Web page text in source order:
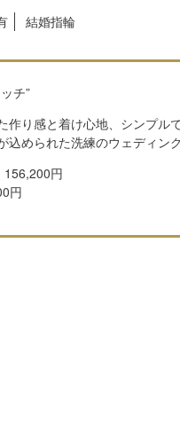
結婚指輪
チ”
り感と着け心地、シンプル
められた洗練のウェディン
円
円